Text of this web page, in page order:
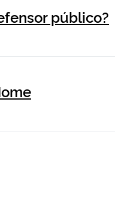
público?